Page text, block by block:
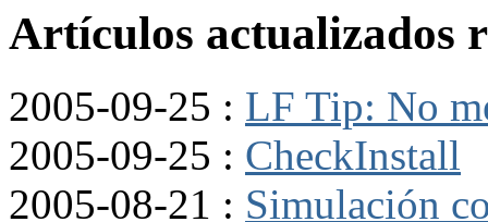
Artículos actualizados
2005-09-25 : LF Tip: No
2005-09-25 : CheckInstall
2005-08-21 : Simulación